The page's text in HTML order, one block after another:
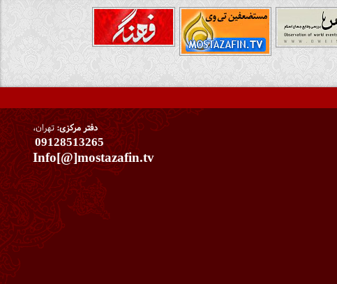
دفتر مرکزی:تهران،
09128513265
Info[@]mostazafin.tv